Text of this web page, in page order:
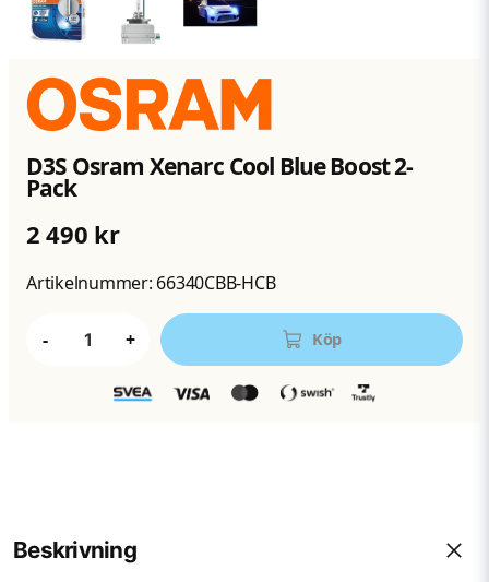
D3S Osram Xenarc Cool Blue Boost 2-
Pack
2 490 kr
Artikelnummer: 66340CBB-HCB
- + Köp
Beskrivning